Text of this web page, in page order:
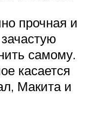
прочная и
самому.
касается
Макита и